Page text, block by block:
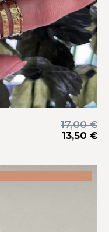
17,00€
13,50 €